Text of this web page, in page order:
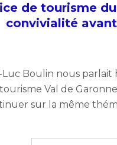
de tourisme
convivialité
Luc Boulin nous parlait
Val de
sur la même